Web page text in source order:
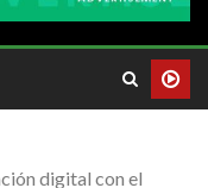
digital con el